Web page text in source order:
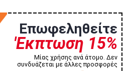
Επωφεληθείτε
'Εκπτωση 15%
Μίας χρήσης ανά άτομο. Δεν
συνδυάζεται με άλλες προσφορές